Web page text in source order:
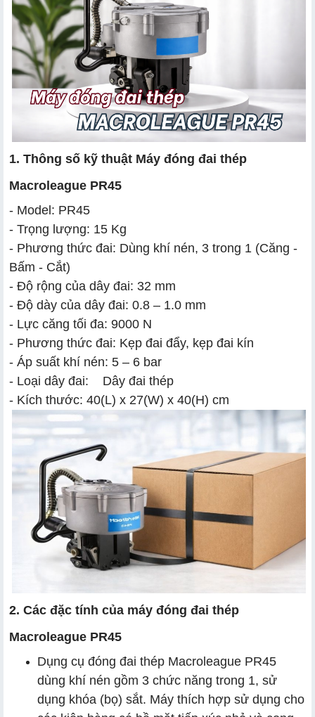
1. Thông số kỹ thuật Máy đóng đai thép
Macroleague PR45
- Model: PR45
- Trọng lượng: 15 Kg
- Phương thức đai: Dùng khí nén, 3 trong 1 (Căng -
Bấm - Cắt)
- Độ rộng của dây đai: 32 mm
- Độ dày của dây đai: 0.8 – 1.0 mm
- Lực căng tối đa: 9000 N
- Phương thức đai: Kẹp đai đẩy, kẹp đai kín
- Áp suất khí nén: 5 – 6 bar
- Loại dây đai: Dây đai thép
- Kích thước: 40(L) x 27(W) x 40(H) cm
2. Các đặc tính của máy đóng đai thép
Macroleague PR45
Dụng cụ đóng đai thép Macroleague PR45
dùng khí nén gồm 3 chức năng trong 1, sử
dụng khóa (bọ) sắt. Máy thích hợp sử dụng cho